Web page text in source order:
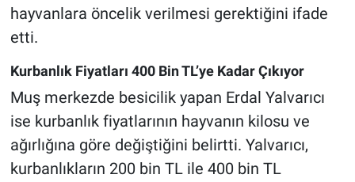
hayvanlara öncelik verilmesi gerektiğini ifade
etti.
Kurbanlık Fiyatları 400 Bin TL’ye Kadar Çıkıyor
Muş merkezde besicilik yapan Erdal Yalvarıcı
ise kurbanlık fiyatlarının hayvanın kilosu ve
ağırlığına göre değiştiğini belirtti. Yalvarıcı,
kurbanlıkların 200 bin TL ile 400 bin TL